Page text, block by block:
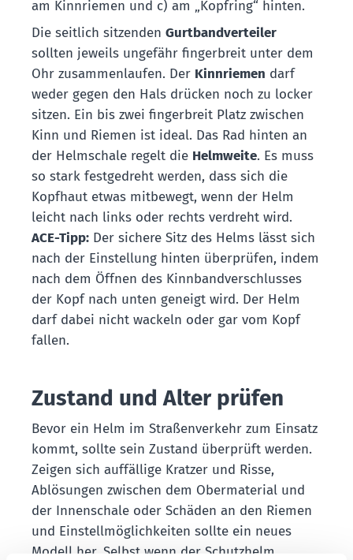
am Kinnriemen und c) am „Kopfring“ hinten.
Die seitlich sitzenden Gurtbandverteiler
sollten jeweils ungefähr fingerbreit unter dem
Ohr zusammenlaufen. Der Kinnriemen darf
weder gegen den Hals drücken noch zu locker
sitzen. Ein bis zwei fingerbreit Platz zwischen
Kinn und Riemen ist ideal. Das Rad hinten an
der Helmschale regelt die Helmweite. Es muss
so stark festgedreht werden, dass sich die
Kopfhaut etwas mitbewegt, wenn der Helm
leicht nach links oder rechts verdreht wird.
ACE-Tipp: Der sichere Sitz des Helms lässt sich
nach der Einstellung hinten überprüfen, indem
nach dem Öffnen des Kinnbandverschlusses
der Kopf nach unten geneigt wird. Der Helm
darf dabei nicht wackeln oder gar vom Kopf
fallen.
Zustand und Alter prüfen
Bevor ein Helm im Straßenverkehr zum Einsatz
kommt, sollte sein Zustand überprüft werden.
Zeigen sich auffällige Kratzer und Risse,
Ablösungen zwischen dem Obermaterial und
der Innenschale oder Schäden an den Riemen
und Einstellmöglichkeiten sollte ein neues
Modell her. Selbst wenn der Schutzhelm